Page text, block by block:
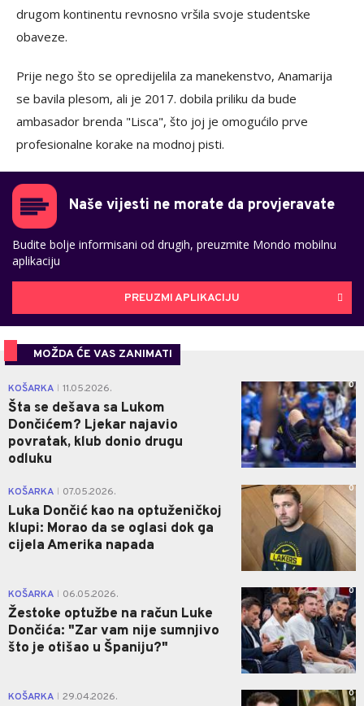
drugom kontinentu revnosno vršila svoje studentske
obaveze.
Prije nego što se opredijelila za manekenstvo, Anamarija
se bavila plesom, ali je 2017. dobila priliku da bude
ambasador brenda "Lisca", što joj je omogućilo prve
profesionalne korake na modnoj pisti.
Naše vijesti ne morate da provjeravate
Budite bolje informisani od drugih, preuzmite Mondo mobilnu
aplikaciju
PREUZMI APLIKACIJU
MOŽDA ĆE VAS ZANIMATI
KOŠARKA 11.05.2026.
Šta se dešava sa Lukom
Dončićem? Ljekar najavio
povratak, klub donio drugu
odluku
0
KOŠARKA 07.05.2026.
Luka Dončić kao na optuženičkoj
klupi: Morao da se oglasi dok ga
cijela Amerika napada
0
KOŠARKA 06.05.2026.
Žestoke optužbe na račun Luke
Dončića: "Zar vam nije sumnjivo
što je otišao u Španiju?"
0
KOŠARKA 29.04.2026. 0